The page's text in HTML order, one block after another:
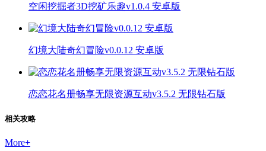
空闲挖掘者3D挖矿乐趣v1.0.4 安卓版
幻境大陆奇幻冒险v0.0.12 安卓版
恋恋花名册畅享无限资源互动v3.5.2 无限钻石版
相关攻略
More+